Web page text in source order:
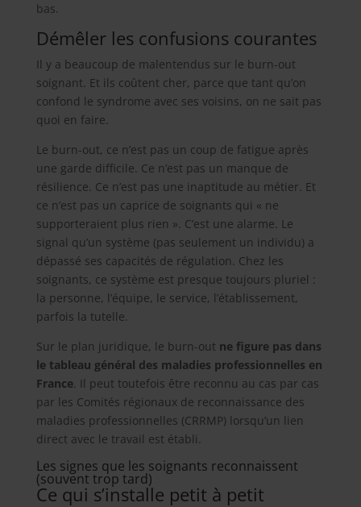
bas.
Démêler les confusions courantes
Il y a beaucoup de malentendus sur le burn-out
soignant. Et ils coûtent cher, parce que tant qu’on
confond le syndrome avec ses voisins, on ne sait pas
quoi en faire.
Le burn-out, ce n’est pas un coup de fatigue après
une garde difficile. Ce n’est pas un manque de
résilience. Ce n’est pas une inaptitude au métier. Et
ce n’est pas un caprice de soignants qui « ne
supporteraient plus rien ». C’est une alarme. Le
signal qu’un système (pas seulement un individu) a
dépassé ses capacités de régulation. Chez les
soignants, ce système est presque toujours pluriel :
la personne, l’équipe, le service, l’établissement,
parfois la tutelle.
Sur le plan juridique, le burn-out ne figure pas dans
le tableau général des maladies professionnelles en
France. Il peut toutefois être reconnu au cas par cas
par les Comités régionaux de reconnaissance des
maladies professionnelles (CRRMP) lorsqu’un lien
direct avec le travail est établi.
Les signes que les soignants reconnaissent
(souvent trop tard)
Ce qui s’installe petit à petit